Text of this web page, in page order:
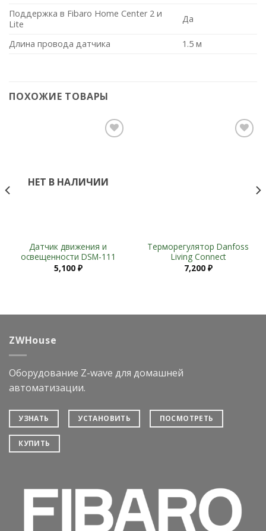
Поддержка в Fibaro Home Center 2 и
Lite
Да
Длина провода датчика 1.5 м
ПОХОЖИЕ ТОВАРЫ
НЕТ В НАЛИЧИИ
Датчик движения и
освещенности DSM-111
5,100 ₽
Терморегулятор Danfoss
Living Connect
7,200 ₽
ZWHouse
Оборудование Z-wave для домашней
автоматизации.
УЗНАТЬ УСТАНОВИТЬ ПОСМОТРЕТЬ
КУПИТЬ